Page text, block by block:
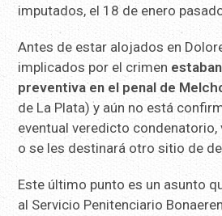
imputados, el 18 de enero
Antes de estar alojados en
implicados por el crimen
preventiva en el penal de
de La Plata) y aún no está
eventual veredicto condenatorio,
o se les destinará otro sitio de
Este último punto es un asunto
al Servicio Penitenciario